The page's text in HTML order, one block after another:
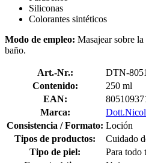
Siliconas
Colorantes sintéticos
Modo de empleo: Masajear sobre
baño.
Art.-Nr.:
DTN-
Contenido:
250 ml
EAN:
Marca:
Consistencia / Formato: Loción
Tipos de productos:
Cuidado
Tipo de piel:
Para todo